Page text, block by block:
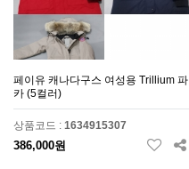
페이유 캐나다구스 여성용 Trillium 파
카 (5컬러)
상품코드 : 1634915307
386,000원